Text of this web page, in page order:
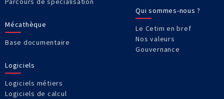
Mécathèque
Base documentaire
Logiciels
Logiciels métiers
Logiciels de calcul
Qui sommes-nous ?
Le Cetim en bref
Nos valeurs
Gouvernance